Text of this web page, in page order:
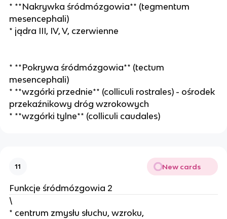
* **Nakrywka śródmózgowia** (tegmentum
mesencephali)
* jądra III, IV, V, czerwienne
* **Pokrywa śródmózgowia** (tectum
mesencephali)
* **wzgórki przednie** (colliculi rostrales) - ośrodek
przekaźnikowy dróg wzrokowych
* **wzgórki tylne** (colliculi caudales)
11 New cards
Funkcje śródmózgowia 2
\
* centrum zmysłu słuchu, wzroku,